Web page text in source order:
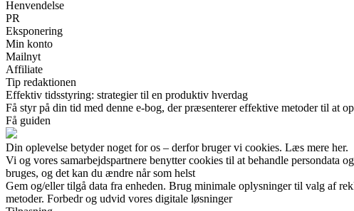
Henvendelse
PR
Eksponering
Min konto
Mailnyt
Affiliate
Tip redaktionen
Effektiv tidsstyring: strategier til en produktiv hverdag
Få styr på din tid med denne e-bog, der præsenterer effektive metoder til at
Få guiden
Din oplevelse betyder noget for os – derfor bruger vi cookies. Læs mere her.
Vi og vores samarbejdspartnere benytter cookies til at behandle persondata
bruges, og det kan du ændre når som helst
Gem og/eller tilgå data fra enheden. Brug minimale oplysninger til valg af
metoder. Forbedr og udvid vores digitale løsninger